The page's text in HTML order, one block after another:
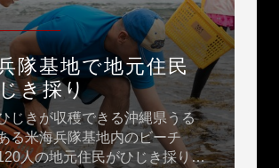
隊基地で地元住民
き採り
じきが収穫できる沖縄県うる
る米海兵隊基地内のビーチ
人の地元住民がひじき採りを